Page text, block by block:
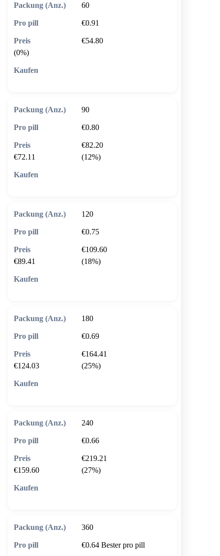
60
€0.91
€54.80
(0%)
90
€0.80
€82.20
€72.11
(12%)
120
€0.75
€109.60
€89.41
(18%)
180
€0.69
€164.41
€124.03
(25%)
240
€0.66
€219.21
€159.60
(27%)
360
€0.64 Bester pro pill